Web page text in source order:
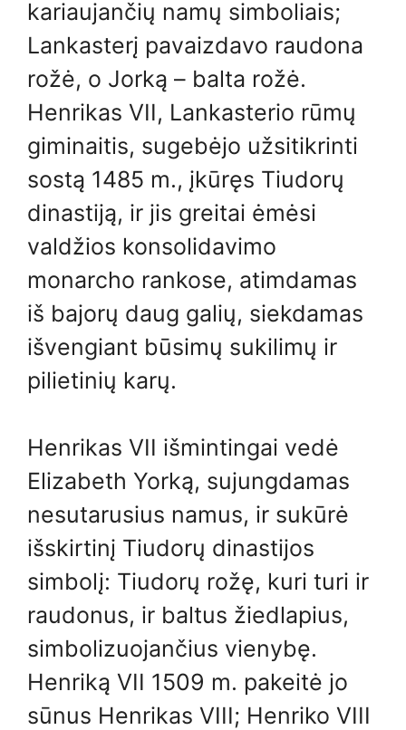
kariaujančių namų simboliais;
Lankasterį pavaizdavo raudona
rožė, o Jorką – balta rožė.
Henrikas VII, Lankasterio rūmų
giminaitis, sugebėjo užsitikrinti
sostą 1485 m., įkūręs Tiudorų
dinastiją, ir jis greitai ėmėsi
valdžios konsolidavimo
monarcho rankose, atimdamas
iš bajorų daug galių, siekdamas
išvengiant būsimų sukilimų ir
pilietinių karų.
Henrikas VII išmintingai vedė
Elizabeth Yorką, sujungdamas
nesutarusius namus, ir sukūrė
išskirtinį Tiudorų dinastijos
simbolį: Tiudorų rožę, kuri turi ir
raudonus, ir baltus žiedlapius,
simbolizuojančius vienybę.
Henriką VII 1509 m. pakeitė jo
sūnus Henrikas VIII; Henriko VIII